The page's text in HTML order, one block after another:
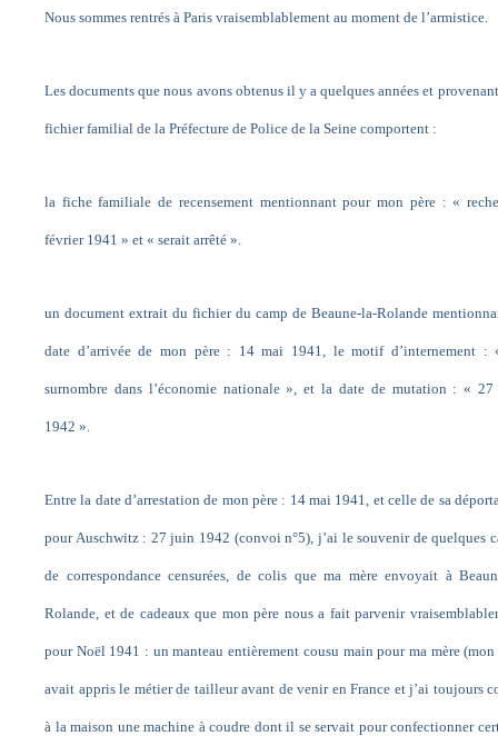
Nous sommes rentrés à Paris vraisemblablement au moment de l’armistice.
Les documents que nous avons obtenus il y a quelques années et
fichier familial de la Préfecture de Police de la Seine comportent :
la fiche familiale de recensement mentionnant pour mon père : «
février 1941 » et « serait arrêté ».
un document extrait du fichier du camp de Beaune-la-Rolande
date d’arrivée de mon père : 14 mai 1941, le motif d’internement :
surnombre dans l’économie nationale », et la date de mutation : «
1942 ».
Entre la date d’arrestation de mon père : 14 mai 1941, et celle de sa
pour Auschwitz : 27 juin 1942 (convoi n°5), j’ai le souvenir de quelques
de correspondance censurées, de colis que ma mère envoyait à
Rolande, et de cadeaux que mon père nous a fait parvenir
pour Noël 1941 : un manteau entièrement cousu main pour ma mère (mon
avait appris le métier de tailleur avant de venir en France et j’ai toujours
à la maison une machine à coudre dont il se servait pour confectionner